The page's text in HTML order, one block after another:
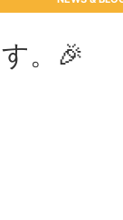
。🎉